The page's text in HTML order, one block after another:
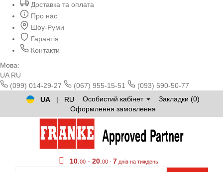
Доставка та оплата
Про нас
Шоу-Руми
Гарантія
Контакти
Мова:
UA RU
(099) 014-29-27
(067) 955-15-51
(093) 590-50-77
UA
| RU Особистий кабінет
Закладки (0)
Оформлення замовлення
10 00 - 20 00 - 7 днів на тиждень